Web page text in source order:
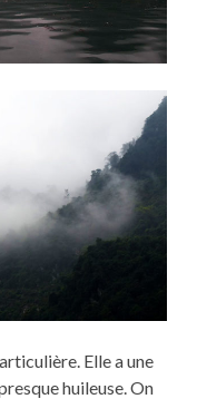
Elle a une
huileuse. On